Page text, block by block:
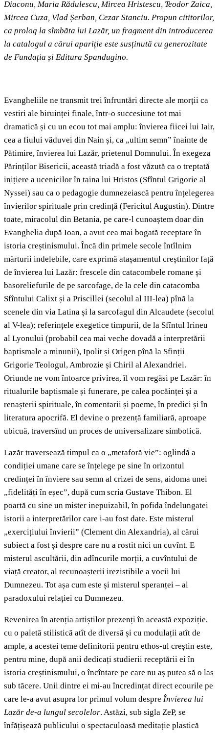
Diaconu, Maria Rădulescu, Mircea Hristescu, Teodor Zaica,
Mircea Cuza, Vlad Șerban, Cezar Stanciu. Propun cititorilor,
ca prolog la sîmbăta lui Lazăr, un fragment din introducerea
la catalogul a cărui apariție este susținută cu generozitate
de Fundația și Editura Spandugino.
Evangheliile ne transmit trei înfruntări directe ale morții ca
vestiri ale biruinței finale, într-o succesiune tot mai
dramatică și cu un ecou tot mai amplu: învierea fiicei lui Iair,
cea a fiului văduvei din Nain și, ca „ultim semn” înainte de
Pătimire, învierea lui Lazăr, prietenul Domnului. În exegeza
Părinților Bisericii, această triadă a fost văzută ca o treptată
inițiere a ucenicilor în taina lui Hristos (Sfîntul Grigorie al
Nyssei) sau ca o pedagogie dumnezeiască pentru înțelegerea
învierilor spirituale prin credință (Fericitul Augustin). Dintre
toate, miracolul din Betania, pe care-l cunoaștem doar din
Evanghelia după Ioan, a avut cea mai bogată receptare în
istoria creștinismului. Încă din primele secole întîlnim
mărturii indelebile, care exprimă atașamentul creștinilor față
de învierea lui Lazăr: frescele din catacombele romane și
basoreliefurile de pe sarcofage, de la cele din catacomba
Sfîntului Calixt și a Priscillei (secolul al III-lea) pînă la
scenele din via Latina și la sarcofagul din Alcaudete (secolul
al V-lea); referințele exegetice timpurii, de la Sfîntul Irineu
al Lyonului (probabil cea mai veche dovadă a interpretării
baptismale a minunii), Ipolit și Origen pînă la Sfinții
Grigorie Teologul, Ambrozie și Chiril al Alexandriei.
Oriunde ne vom întoarce privirea, îl vom regăsi pe Lazăr: în
ritualurile baptismale și funerare, pe calea pocăinței și a
renașterii spirituale, în comentarii și poeme, în predici și în
literatura apocrifă. El devine o prezență familiară, aproape
ubicuă, traversînd un proces de universalizare simbolică.
Lazăr traversează timpul ca o „metaforă vie”: oglindă a
condiției umane care se înțelege pe sine în orizontul
credinței în înviere sau semn al crizei de sens, aidoma unei
„fidelități în eșec”, după cum scria Gustave Thibon. El
poartă cu sine un mister inepuizabil, în pofida îndelungatei
istorii a interpretărilor care i-au fost date. Este misterul
„exercițiului învierii” (Clement din Alexandria), al cărui
subiect a fost și despre care nu a rostit nici un cuvînt. E
misterul ascultării, din adîncurile morții, a cuvîntului de
viață creator, al recunoașterii irezistibile a vocii lui
Dumnezeu. Tot așa cum este și misterul speranței – al
paradoxului relației cu Dumnezeu.
Revenirea în atenția artiștilor prezenți în această expoziție,
cu o paletă stilistică atît de diversă și cu modulații atît de
ample, a acestei teme definitorii pentru ethos-ul creștin este,
pentru mine, după anii dedicați studierii receptării ei în
istoria creștinismului, o încîntare pe care nu aș putea să o las
sub tăcere. Unii dintre ei mi-au încredințat direct ecourile pe
care le-a avut asupra lor primul volum despre Învierea lui
Lazăr de-a lungul secolelor. Astăzi, sub sigla ZeP, se
înfățișează publicului o spectaculoasă meditație plastică